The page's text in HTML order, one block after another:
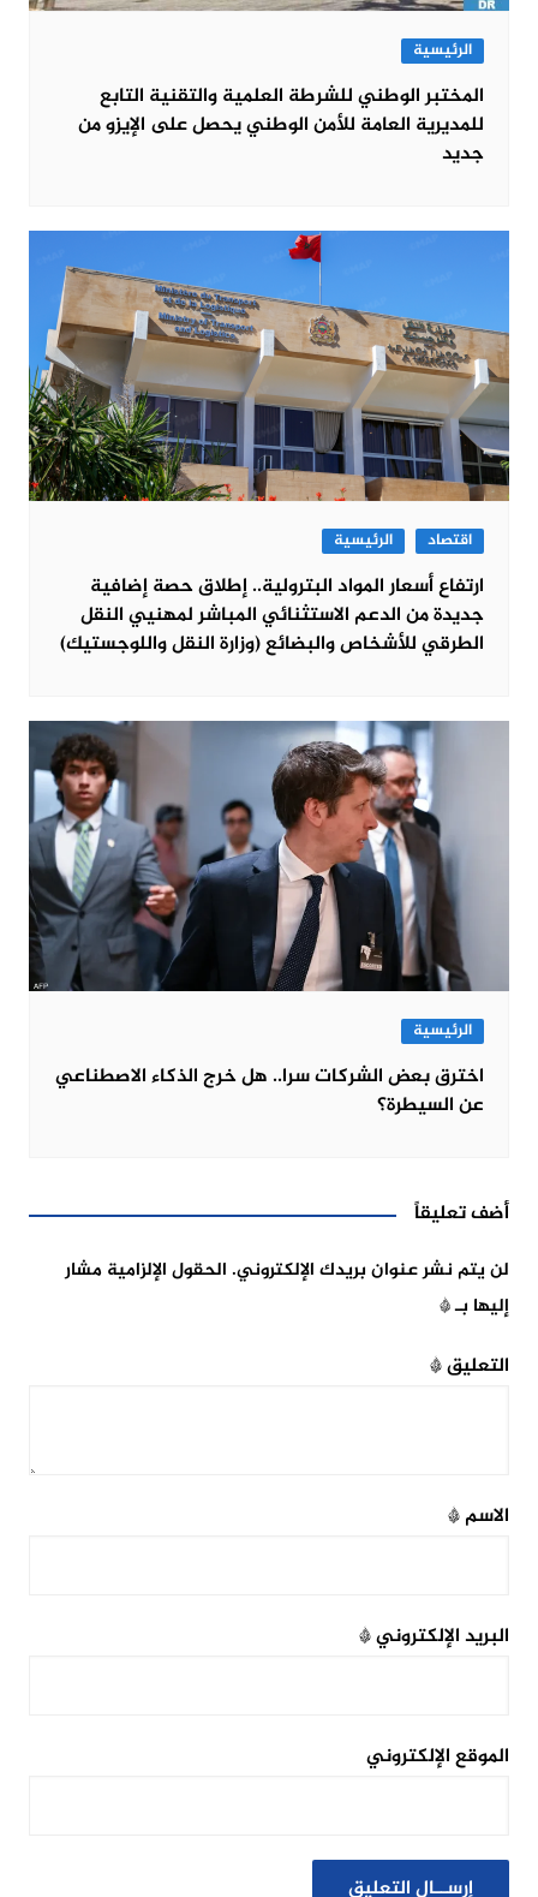
الرئيسية
المختبر الوطني للشرطة العلمية والتقنية التابع
للمديرية العامة للأمن الوطني يحصل على الإيزو من
جديد
اقتصاد الرئيسية
ارتفاع أسعار المواد البترولية.. إطلاق حصة إضافية
جديدة من الدعم الاستثنائي المباشر لمهنيي النقل
الطرقي للأشخاص والبضائع (وزارة النقل واللوجستيك)
الرئيسية
اخترق بعض الشركات سرا.. هل خرج الذكاء الاصطناعي
عن السيطرة؟
أضف تعليقاً
لن يتم نشر عنوان بريدك الإلكتروني. الحقول الإلزامية مشار
إليها بـ*
التعليق*
الاسم*
البريد الإلكتروني*
الموقع الإلكتروني